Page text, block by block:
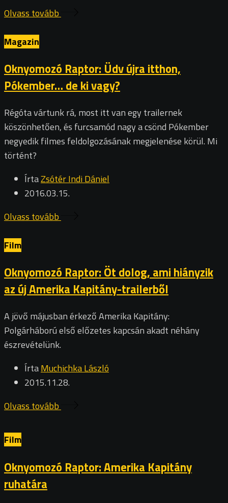
Olvass tovább
Magazin
Oknyomozó Raptor: Üdv újra itthon,
Pókember… de ki vagy?
Régóta vártunk rá, most itt van egy trailernek
köszönhetően, és furcsamód nagy a csönd Pókember
negyedik filmes feldolgozásának megjelenése körül. Mi
történt?
ÍrtaZsótér Indi Dániel
2016.03.15.
Olvass tovább
Film
Oknyomozó Raptor: Öt dolog, ami hiányzik
az új Amerika Kapitány-trailerből
A jövő májusban érkező Amerika Kapitány:
Polgárháború első előzetes kapcsán akadt néhány
észrevételünk.
ÍrtaMuchichka László
2015.11.28.
Olvass tovább
Film
Oknyomozó Raptor: Amerika Kapitány
ruhatára